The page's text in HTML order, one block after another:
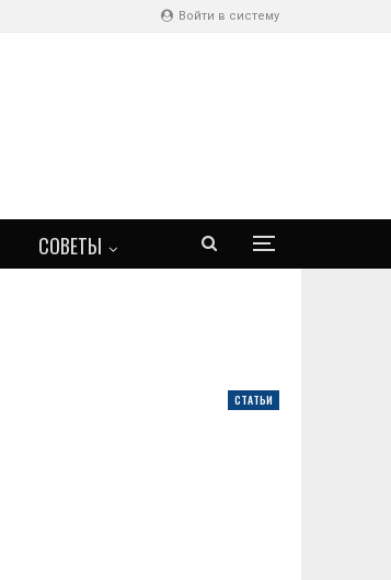
Войти в систему
СОВЕТЫ
СТАТЬИ